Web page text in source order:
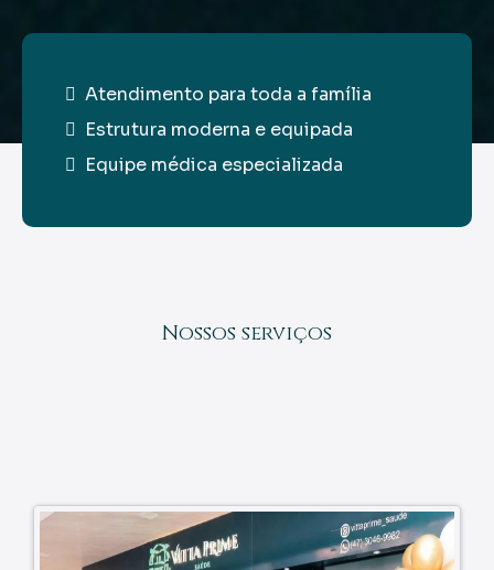
Atendimento para toda a família
Estrutura moderna e equipada
Equipe médica especializada
Nossos serviços